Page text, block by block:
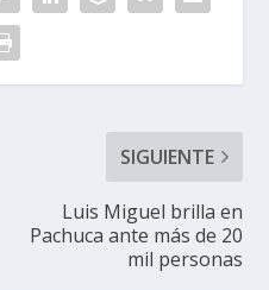
SIGUIENTE
Luis Miguel brilla en
Pachuca ante más de 20
mil personas